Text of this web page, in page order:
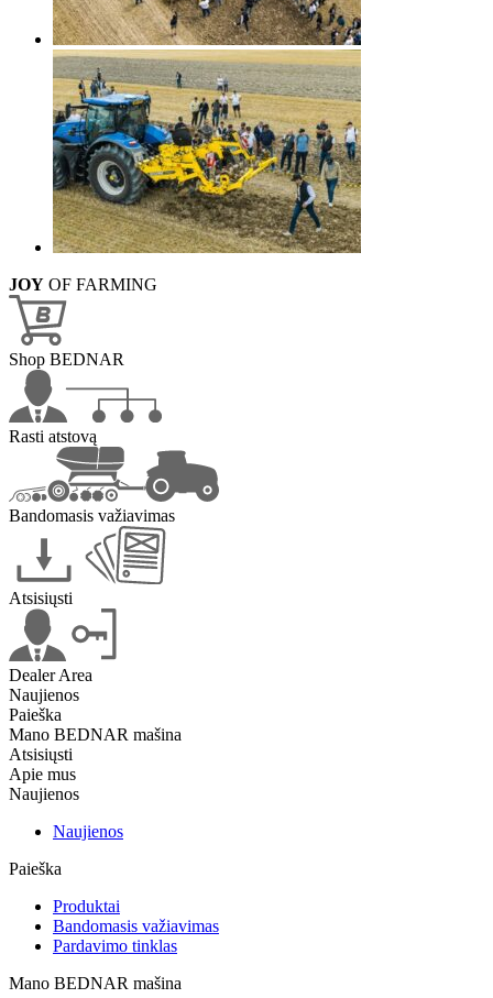
JOY OF FARMING
Shop BEDNAR
Rasti atstovą
Bandomasis važiavimas
Atsisiųsti
Dealer Area
Naujienos
Paieška
Mano BEDNAR mašina
Atsisiųsti
Apie mus
Naujienos
Naujienos
Paieška
Produktai
Bandomasis važiavimas
Pardavimo tinklas
Mano BEDNAR mašina